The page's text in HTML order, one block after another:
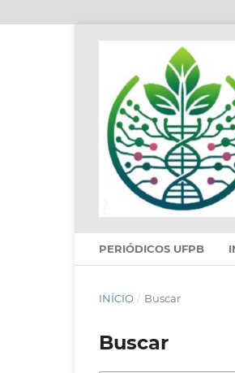
PERIÓDICOS UFPB
INÍCIO / Buscar
Buscar